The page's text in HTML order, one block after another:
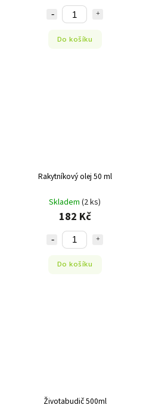
Do košíku
Rakytníkový olej 50 ml
Skladem (2 ks)
182 Kč
Do košíku
Životabudič 500ml